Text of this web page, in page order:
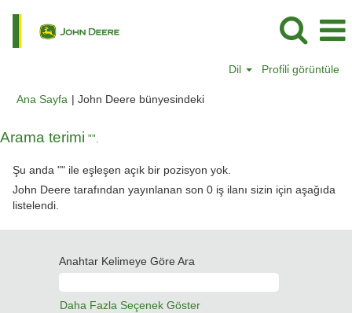
Dil Profi̇li̇ görüntüle
Ana Sayfa | John Deere bünyesindeki(mevcut
Arama terimi "".
Şu anda "" ile eşleşen açık bir pozisyon yok.
John Deere tarafından yayınlanan son 0 iş ilanı sizin için aşağıda
listelendi.
Anahtar Kelimeye Göre Ara
Daha Fazla Seçenek Göster